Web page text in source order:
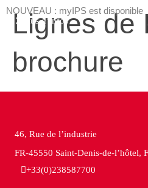
NOUVEAU : myIPS est disponible
plus d’infos
fermer
Lignes de
brochure
46, Rue de l’industrie
FR-45550 Saint-Denis-de-l’hôtel,
+33(0)238587700